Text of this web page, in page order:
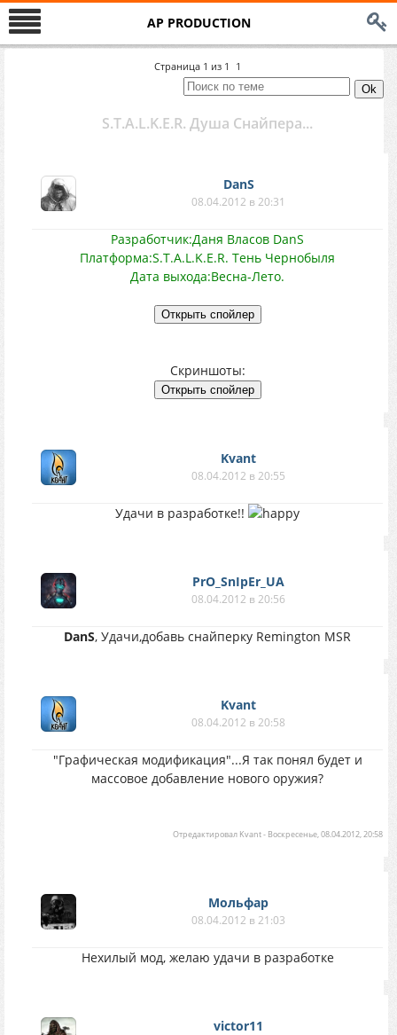
AP PRODUCTION
Страница 1 из 1 1
S.T.A.L.K.E.R. Душа Снайпера...
DanS
08.04.2012 в 20:31
Разработчик:Даня Власов DanS
Платформа:S.T.A.L.K.E.R. Тень Чернобыля
Дата выхода:Весна-Лето.
Скриншоты:
Kvant
08.04.2012 в 20:55
Удачи в разработке!!
PrO_SnIpEr_UA
08.04.2012 в 20:56
DanS, Удачи,добавь снайперку Remington MSR
Kvant
08.04.2012 в 20:58
"Графическая модификация"...Я так понял будет и
массовое добавление нового оружия?
Отредактировал Kvant- Воскресенье, 08.04.2012, 20:58
Мольфар
08.04.2012 в 21:03
Нехилый мод, желаю удачи в разработке
victor11